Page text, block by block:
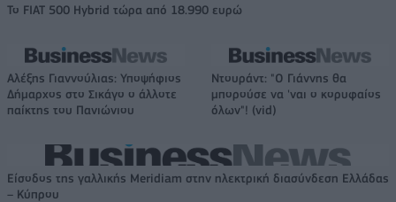
Το FIAT 500 Hybrid τώρα από 18.990 ευρώ
Αλέξης Γιαννούλιας: Υποψήφιος
Δήμαρχος στο Σικάγο ο άλλοτε
παίκτης του Πανιώνιου
Ντουράντ: "Ο Γιάννης θα
μπορούσε να 'ναι ο κορυφαίος
όλων"! (vid)
Είσοδος της γαλλικής Meridiam στην ηλεκτρική διασύνδεση Ελλάδας
– Κύπρου